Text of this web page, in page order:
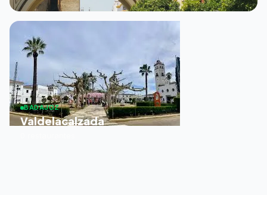
BADAJOZ
Valdelacalzada